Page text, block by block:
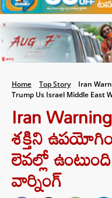
Home Top Story
Iran
Trump Us Israel Middle East
Iran
శక్తిని
లెవల్లో
వార్నింగ్